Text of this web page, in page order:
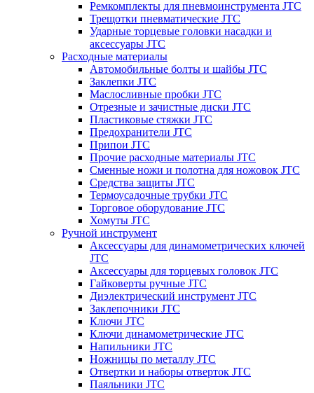
Ремкомплекты для пневмоинструмента JTC
Трещотки пневматические JTC
Ударные торцевые головки насадки и
аксессуары JTC
Расходные материалы
Автомобильные болты и шайбы JTC
Заклепки JTC
Маслосливные пробки JTC
Отрезные и зачистные диски JTC
Пластиковые стяжки JTC
Предохранители JTC
Припои JTC
Прочие расходные материалы JTC
Сменные ножи и полотна для ножовок JTC
Средства защиты JTC
Термоусадочные трубки JTC
Торговое оборудование JTC
Хомуты JTC
Ручной инструмент
Аксессуары для динамометрических ключей
JTC
Аксессуары для торцевых головок JTC
Гайковерты ручные JTC
Диэлектрический инструмент JTC
Заклепочники JTC
Ключи JTC
Ключи динамометрические JTC
Напильники JTC
Ножницы по металлу JTC
Отвертки и наборы отверток JTC
Паяльники JTC